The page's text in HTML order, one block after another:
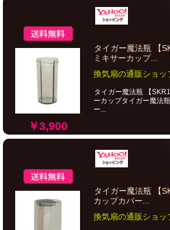
￥3,900
タイガー魔法瓶 【
ミキサーカップ...
換気扇の通販ショッ
タイガー魔法瓶 【
ーカップタイガー魔法
ー...
タイガー魔法瓶 【
カップカバー...
換気扇の通販ショッ